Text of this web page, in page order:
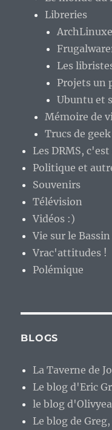
Politique et
Souvenirs
Télévision
Vidéos :)
Vie sur le
Vrac'attitudes !
Polémique
BLOGS
La Taverne de
Le blog d'Eric
le blog
Le blog de
Tristan Nitot
BLOGS